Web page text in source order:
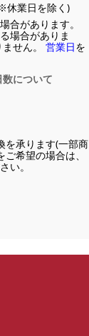
休業日を除く)
合があります。
場合がありま
せん。 営業日を
数について
を承ります(一部商
希望の場合は、
い。